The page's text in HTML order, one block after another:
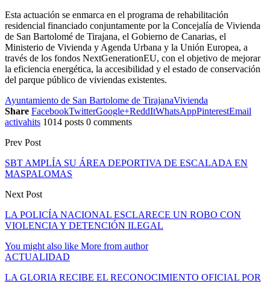
Esta actuación se enmarca en el programa de rehabilitación
residencial financiado conjuntamente por la Concejalía de Vivienda
de San Bartolomé de Tirajana, el Gobierno de Canarias, el
Ministerio de Vivienda y Agenda Urbana y la Unión Europea, a
través de los fondos NextGenerationEU, con el objetivo de mejorar
la eficiencia energética, la accesibilidad y el estado de conservación
del parque público de viviendas existentes.
Ayuntamiento de San Bartolome de TirajanaVivienda
Share FacebookTwitterGoogle+ReddItWhatsAppPinterestEmail
activahits 1014 posts 0 comments
Prev Post
SBT AMPLÍA SU ÁREA DEPORTIVA DE ESCALADA EN
MASPALOMAS
Next Post
LA POLICÍA NACIONAL ESCLARECE UN ROBO CON
VIOLENCIA Y DETENCIÓN ILEGAL
You might also like More from author
ACTUALIDAD
LA GLORIA RECIBE EL RECONOCIMIENTO OFICIAL POR